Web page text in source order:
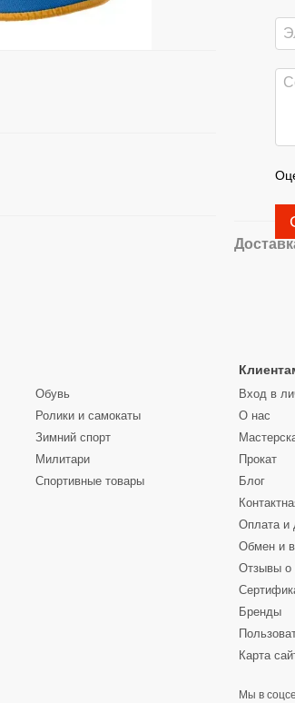
Обувь
Ролики и самокаты
Зимний спорт
Милитари
Спортивные товары
Вход в
О нас
Прокат
Блог
Оплата и
Обмен и
Отзывы о
Бренды
Карта
Мы в